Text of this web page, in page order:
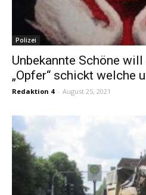
Polizei
Unbekannte Schöne
„Opfer“ schickt welche
Redaktion 4 - August 25, 2021